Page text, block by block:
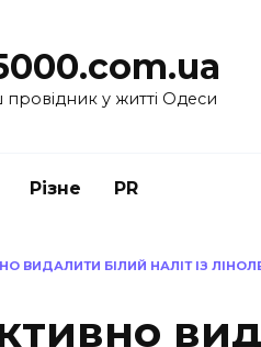
провідник у житті Одеси
Різне PR
ВИДАЛИТИ БІЛИЙ НАЛІТ ІЗ